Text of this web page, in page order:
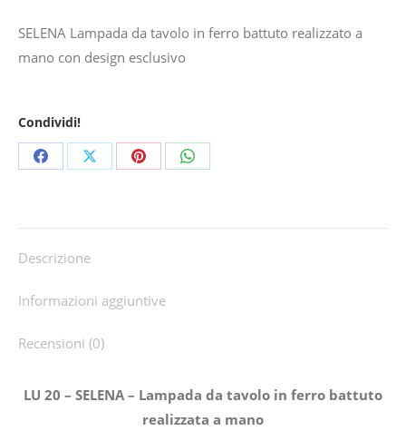
SELENA Lampada da tavolo in ferro battuto realizzato a
mano con design esclusivo
Condividi!
Share
Facebook
Share
X
Share
Pinterest
Share
WhatsApp
Descrizione
Informazioni aggiuntive
Recensioni (0)
LU 20 – SELENA – Lampada da tavolo in ferro battuto
realizzata a mano